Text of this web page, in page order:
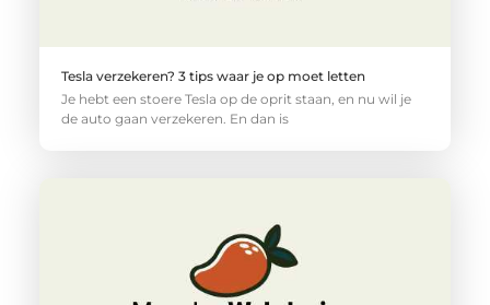
Tesla verzekeren? 3 tips waar je op moet letten
Je hebt een stoere Tesla op de oprit staan, en nu wil je
de auto gaan verzekeren. En dan is